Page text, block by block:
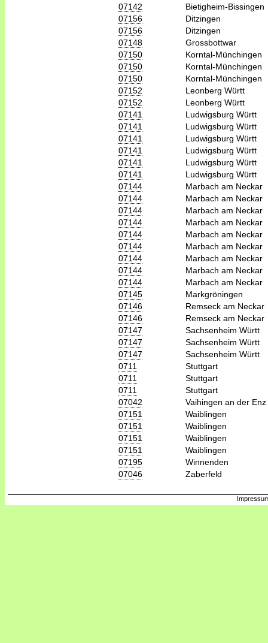
07142
Bietigheim-Bissingen
07156
Ditzingen
07156
Ditzingen
07148
Grossbottwar
07150
Korntal-Münchingen
07150
Korntal-Münchingen
07150
Korntal-Münchingen
07152
Leonberg Württ
07152
Leonberg Württ
07141
Ludwigsburg Württ
07141
Ludwigsburg Württ
07141
Ludwigsburg Württ
07141
Ludwigsburg Württ
07141
Ludwigsburg Württ
07141
Ludwigsburg Württ
07144
Marbach am Neckar
07144
Marbach am Neckar
07144
Marbach am Neckar
07144
Marbach am Neckar
07144
Marbach am Neckar
07144
Marbach am Neckar
07144
Marbach am Neckar
07144
Marbach am Neckar
07144
Marbach am Neckar
07145
Markgröningen
07146
Remseck am Neckar
07146
Remseck am Neckar
07147
Sachsenheim Württ
07147
Sachsenheim Württ
07147
Sachsenheim Württ
0711
Stuttgart
0711
Stuttgart
0711
Stuttgart
07042
Vaihingen an der Enz
07151
Waiblingen
07151
Waiblingen
07151
Waiblingen
07151
Waiblingen
07195
Winnenden
07046
Zaberfeld